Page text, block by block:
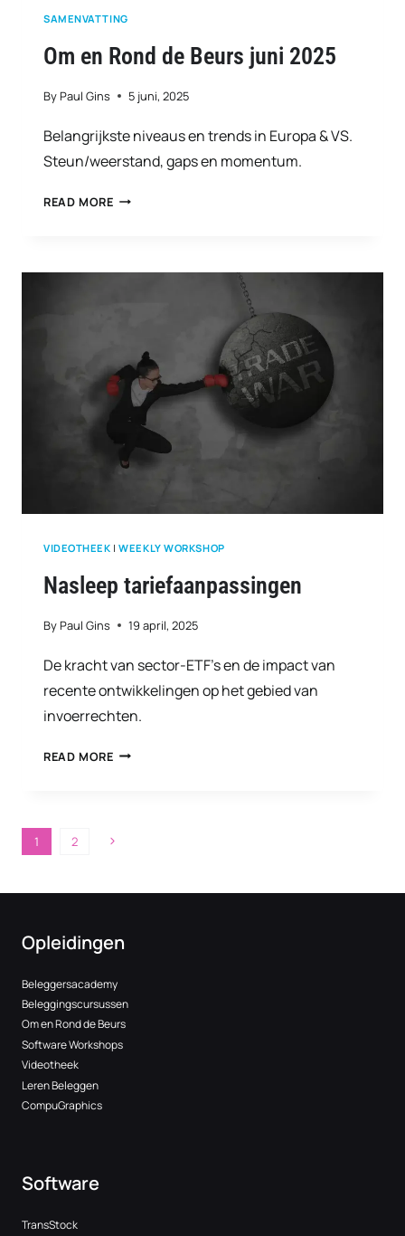
SAMENVATTING
Om en Rond de Beurs juni 2025
ByPaul Gins 5 juni, 2025
Belangrijkste niveaus en trends in Europa & VS.
Steun/weerstand, gaps en momentum.
READ MOREOM
DE
2025
VIDEOTHEEK |WEEKLY WORKSHOP
Nasleep tariefaanpassingen
ByPaul Gins 19 april, 2025
De kracht van sector-ETF’s en de impact van
recente ontwikkelingen op het gebied van
invoerrechten.
READ MORENASLEEP
Page
1 2
Next
Opleidingen
Beleggersacademy
Beleggingscursussen
Om en Rond de Beurs
Software Workshops
Videotheek
Leren Beleggen
CompuGraphics
Software
TransStock